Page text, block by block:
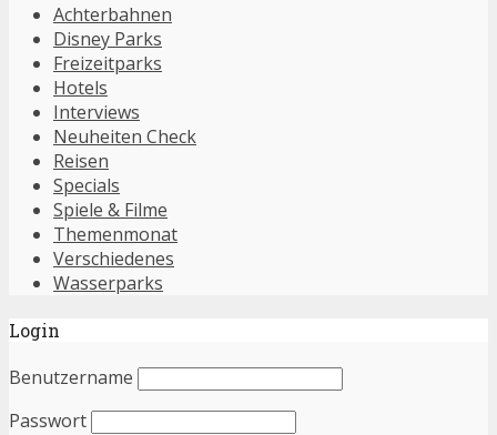
Achterbahnen
Disney Parks
Freizeitparks
Hotels
Interviews
Neuheiten Check
Reisen
Specials
Spiele & Filme
Themenmonat
Verschiedenes
Wasserparks
Login
Benutzername
Passwort